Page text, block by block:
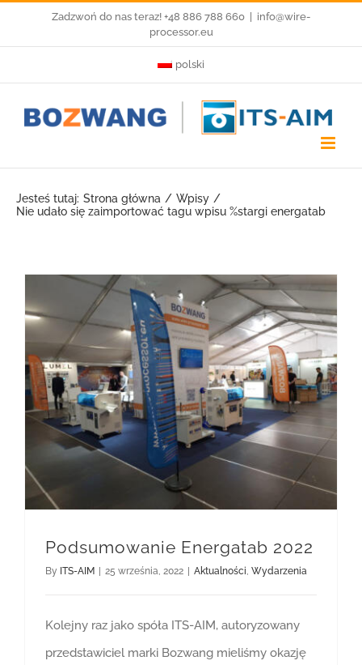
Zadzwoń do nas teraz! +48 886 788 660
info@wire-
processor.eu
polski
Jesteś tutaj: Strona główna
Wpisy
Nie udało się zaimportować tagu wpisu %stargi energatab
Podsumowanie Energatab 2022
By ITS-AIM | 25 września, 2022 | Aktualności Wydarzenia
Kolejny raz jako spóła ITS-AIM, autoryzowany
przedstawiciel marki Bozwang mieliśmy okazję